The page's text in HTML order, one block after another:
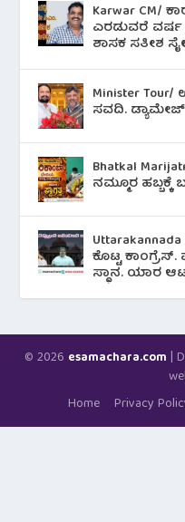
Karwar CM/
ಎರಡುವರೆ ವರ್ಷ
ಶಾಸಕ ಸತೀಶ
Minister Tour/
ಸವದಿ.
Bhatkal
ನಮ್ಮೂರ ಹಬ್ಬಕ್ಕೆ
ಕೊಟ್ಟ
ಸ್ಥಾನ. ಯಾರ ಆಟ
© 2026 esamachara.com |
Home
Privacy